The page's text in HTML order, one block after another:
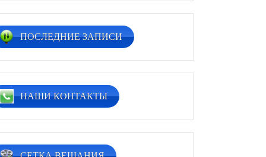
ПОСЛЕДНИЕ ЗАПИСИ
НАШИ КОНТАКТЫ